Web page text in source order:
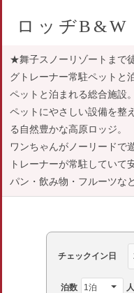
ロッヂB&W
★舞子スノーリゾートまで
グトレーナー常駐ペットと
ペットと泊まれる総合施設。
ペットにやさしい設備を整
る自然豊かな高原ロッジ。
ワンちゃんがノーリードで
トレーナーが常駐していて
パン・飲み物・フルーツな
チェックイン日
泊数